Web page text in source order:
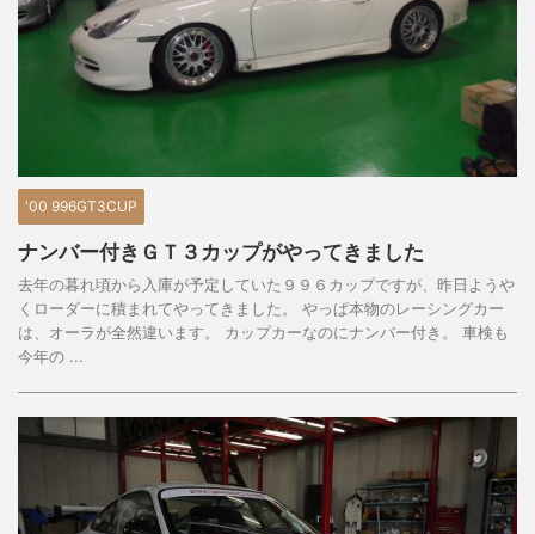
'00 996GT3CUP
ナンバー付きＧＴ３カップがやってきました
去年の暮れ頃から入庫が予定していた９９６カップですが、昨日ようや
くローダーに積まれてやってきました。 やっぱ本物のレーシングカー
は、オーラが全然違います。 カップカーなのにナンバー付き。 車検も
今年の ...